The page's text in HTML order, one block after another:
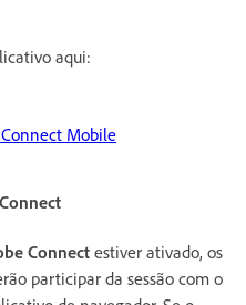
aqui:
Mobile
Connect estiver ativado, os
participar da sessão com o